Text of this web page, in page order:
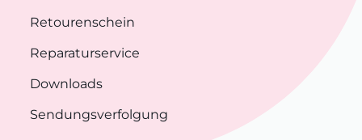
Retourenschein
Reparaturservice
Downloads
Sendungsverfolgung